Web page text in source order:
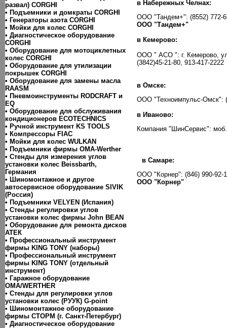
развал) CORGHI
• Подъемники и домкраты CORGHI
• Генераторы азота CORGHI
• Мойки для колес CORGHI
• Диагностическое оборудование
CORGHI
• Оборудование для мотоциклетных
колес CORGHI
• Оборудование для утилизации
покрышек CORGHI
• Оборудование для замены масла
RAASM
• Пневмоинструменты RODCRAFT и
EQ
• Оборудование для обслуживания
кондиционеров ECOTECHNICS
• Ручной инструмент KS TOOLS
• Компресcоры FIAC
• Мойки для колес WULKAN
• Подъемники фирмы OMA-Werther
• Стенды для измерения углов
установки колес Beissbarth,
Германия
• Шиномонтажное и другое
автосервисное оборудование SIVIK
(Россия)
• Подъемники VELYEN (Испания)
• Cтенды регулировки углов
установки колес фирмы John BEAN
• Оборудование для ремонта дисков
АТЕК
• Профессиональный инструмент
фирмы KING TONY (наборы)
• Профессиональный инструмент
фирмы KING TONY (отдельный
инструмент)
• Гаражное оборудование
ОМА/WERTHER
• Стенды для регулировки углов
установки колес (РУУК) G-point
• Шиномонтажное оборудование
фирмы СТОРМ (г. Санкт-Петербург)
• Диагностическое оборудование
в Набережных Челнах:
ООО "Тандем+": (8552) 772-
ООО "Тандем+"
в Кемерово:
ООО " АСО ": г. Кемерово,
(3842)45-21-80, 913-417-2222
в Омске:
ООО "Техноимпульс-Омск":
в Иваново:
Компания "ШинСервис":
в Самаре:
ООО "Корнер": (846) 990-92-
ООО "Корнер"